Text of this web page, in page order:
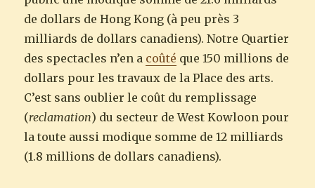
de dollars de Hong Kong (à peu près 3
milliards de dollars canadiens). Notre Quartier
des spectacles n’en a coûté que 150 millions de
dollars pour les travaux de la Place des arts.
C’est sans oublier le coût du remplissage
(reclamation) du secteur de West Kowloon pour
la toute aussi modique somme de 12 milliards
(1.8 millions de dollars canadiens).